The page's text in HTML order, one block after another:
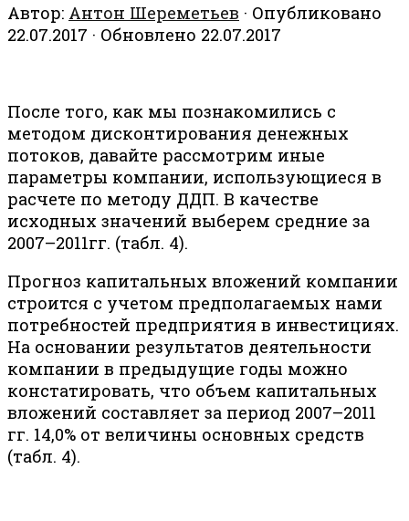
Автор: Антон Шереметьев · Опубликовано
22.07.2017 · Обновлено 22.07.2017
После того, как мы познакомились с
методом дисконтирования денежных
потоков, давайте рассмотрим иные
параметры компании, использующиеся в
расчете по методу ДДП. В качестве
исходных значений выберем средние за
2007–2011гг. (табл. 4).
Прогноз капитальных вложений компании
строится с учетом предполагаемых нами
потребностей предприятия в инвестициях.
На основании результатов деятельности
компании в предыдущие годы можно
констатировать, что объем капитальных
вложений составляет за период 2007–2011
гг. 14,0% от величины основных средств
(табл. 4).